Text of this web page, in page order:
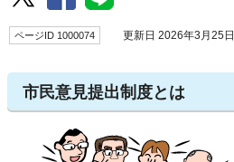
ページID 1000074 更新日 2026年3月25日
市民意見提出制度とは